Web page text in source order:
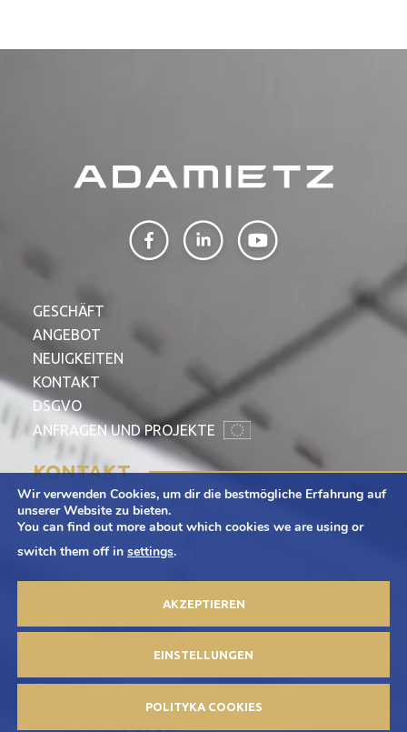
GESCHÄFT
ANGEBOT
NEUIGKEITEN
KONTAKT
DSGVO
ANFRAGEN UND PROJEKTE
KONTAKT
Adamietz S.A.
ul. Braci Prankel 1
47-100 Strzelce Opolskie
+48 77 463 00 65
Datenschutz-Bestimmungen
Wir verwenden Cookies, um dir die bestmögliche Erfahrung auf
unserer Website zu bieten.
You can find out more about which cookies we are using or
switch them off in settings.
AKZEPTIEREN
EINSTELLUNGEN
POLITYKA COOKIES